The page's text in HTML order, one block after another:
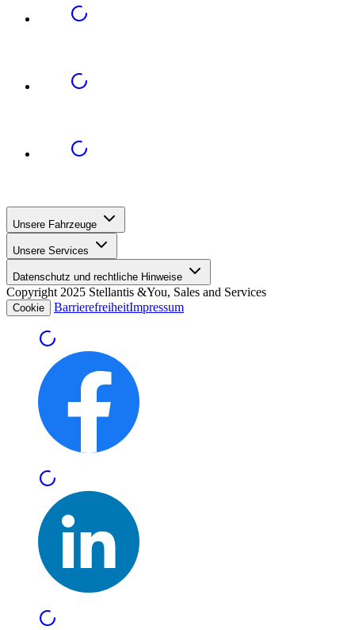
Unsere Fahrzeuge
Unsere Services
Datenschutz und rechtliche Hinweise
Copyright 2025 Stellantis &You, Sales and Services
Cookie BarrierefreiheitImpressum